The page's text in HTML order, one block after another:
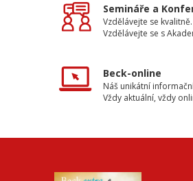
Semináře a
Vzdělávejte se kvalitně.
Vzdělávejte se s
Beck-online
Náš unikátní
Vždy aktuální, vždy